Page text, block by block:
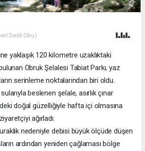
Sesli Oku)
yaklaşık 120 kilometre uzaklıktaki
Obruk Şelalesi Tabiat Parkı, yaz
serinleme noktalarından biri oldu.
beslenen şelale, asırlık çınar
doğal güzelliğiyle hafta içi olmasına
ağırladı.
nedeniyle debisi büyük ölçüde düşen
ardından yeniden çağlaması bölge